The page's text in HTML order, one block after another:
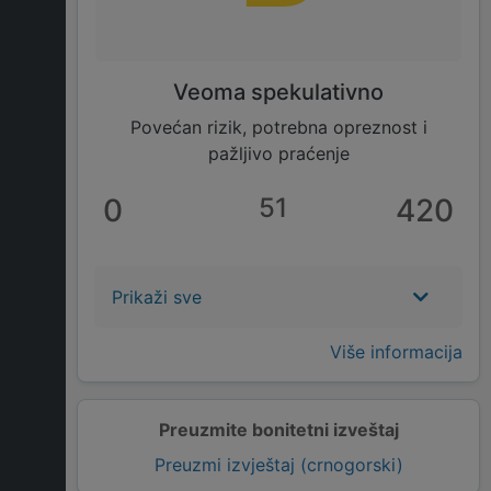
Preuzmite bonitetni izveštaj
Preuzmi izvještaj (crnogorski)
Veoma spekulativno
Povećan rizik, potrebna opreznost i
pažljivo praćenje
0 51 420
Prikaži sve
Više informacija